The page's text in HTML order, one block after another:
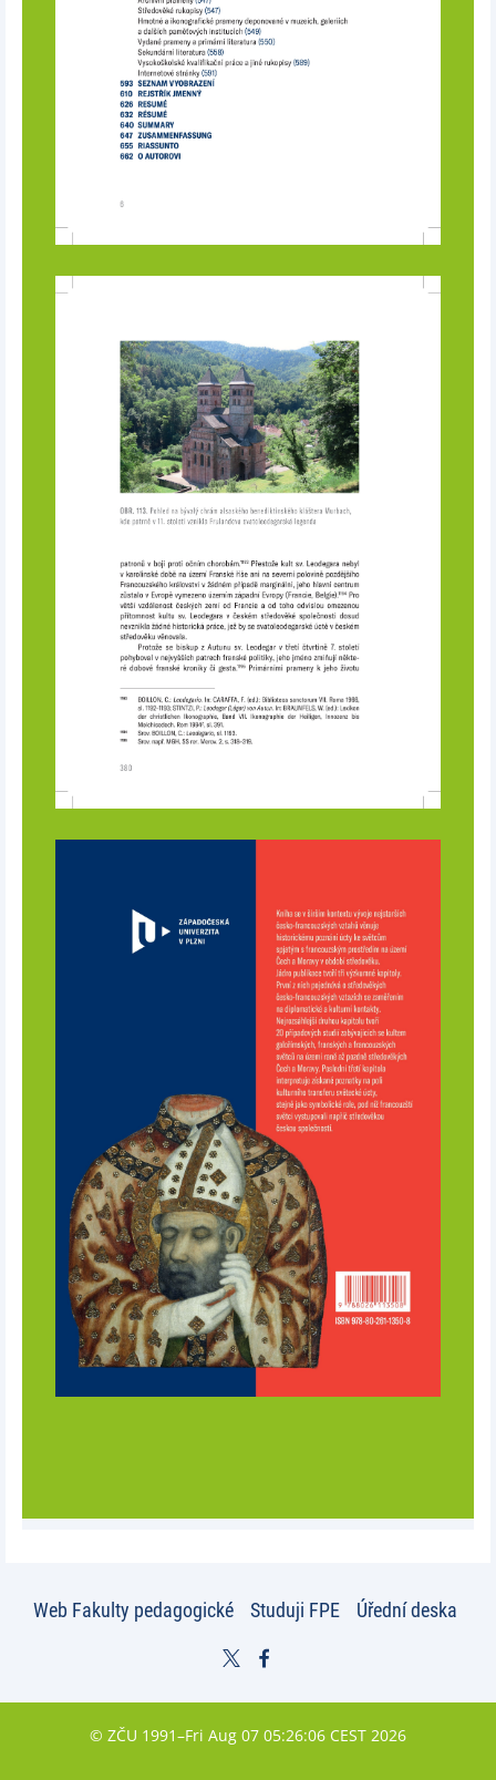
Web Fakulty pedagogické Studuji FPE Úřední deska
© ZČU 1991–Fri Aug 07 05:26:06 CEST 2026